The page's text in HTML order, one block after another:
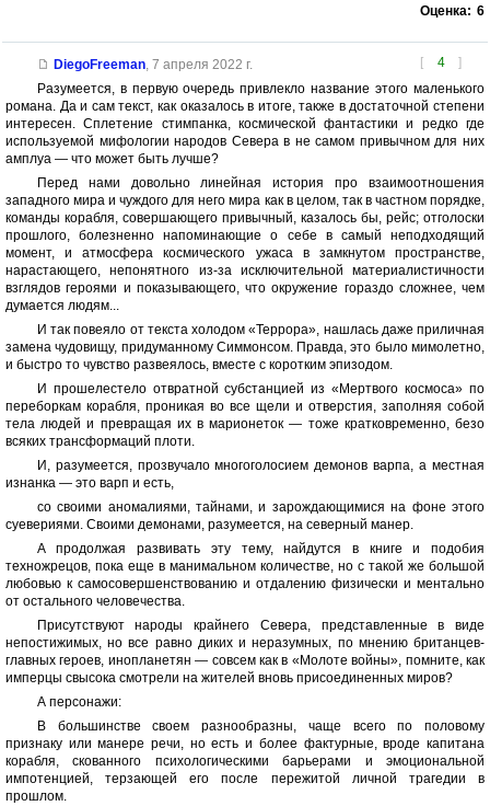
Оценка: 6
[ 4 ]
DiegoFreeman, 7 апреля 2022 г.
Разумеется, в первую очередь привлекло название этого маленького
романа. Да и сам текст, как оказалось в итоге, также в достаточной степени
интересен. Сплетение стимпанка, космической фантастики и редко где
используемой мифологии народов Севера в не самом привычном для них
амплуа — что может быть лучше?
Перед нами довольно линейная история про взаимоотношения
западного мира и чуждого для него мира как в целом, так в частном порядке,
команды корабля, совершающего привычный, казалось бы, рейс; отголоски
прошлого, болезненно напоминающие о себе в самый неподходящий
момент, и атмосфера космического ужаса в замкнутом пространстве,
нарастающего, непонятного из-за исключительной материалистичности
взглядов героями и показывающего, что окружение гораздо сложнее, чем
думается людям...
И так повеяло от текста холодом «Террора», нашлась даже приличная
замена чудовищу, придуманному Симмонсом. Правда, это было мимолетно,
и быстро то чувство развеялось, вместе с коротким эпизодом.
И прошелестело отвратной субстанцией из «Мертвого космоса» по
переборкам корабля, проникая во все щели и отверстия, заполняя собой
тела людей и превращая их в марионеток — тоже кратковременно, безо
всяких трансформаций плоти.
И, разумеется, прозвучало многоголосием демонов варпа, а местная
изнанка — это варп и есть,
со своими аномалиями, тайнами, и зарождающимися на фоне этого
суевериями. Своими демонами, разумеется, на северный манер.
А продолжая развивать эту тему, найдутся в книге и подобия
техножрецов, пока еще в манимальном количестве, но с такой же большой
любовью к самосовершенствованию и отдалению физически и ментально
от остального человечества.
Присутствуют народы крайнего Севера, представленные в виде
непостижимых, но все равно диких и неразумных, по мнению британцев-
главных героев, инопланетян — совсем как в «Молоте войны», помните, как
имперцы свысока смотрели на жителей вновь присоединенных миров?
А персонажи:
В большинстве своем разнообразны, чаще всего по половому
признаку или манере речи, но есть и более фактурные, вроде капитана
корабля, скованного психологическими барьерами и эмоциональной
импотенцией, терзающей его после пережитой личной трагедии в
прошлом.